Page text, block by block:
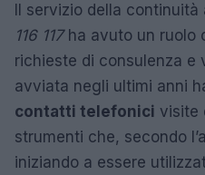
Il servizio della
116 117ha avuto un ruolo
richieste di consulenza e
avviata negli ultimi anni
contatti telefonici visite
strumenti che, secondo
iniziando a essere